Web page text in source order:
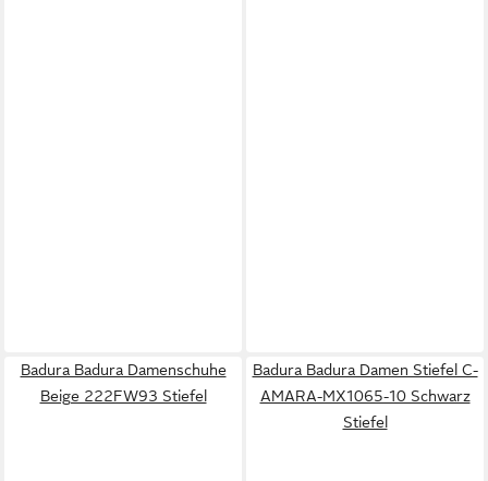
Badura Badura Damenschuhe
Beige 222FW93 Stiefel
Badura Badura Damen Stiefel C-
AMARA-MX1065-10 Schwarz
Stiefel